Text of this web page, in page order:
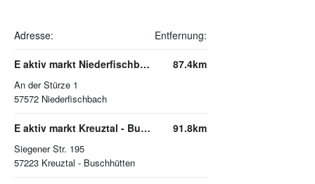
Adresse: Entfernung:
E aktiv markt Niederfischbach
An der Stürze 1
57572 Niederfischbach
87.4km
E aktiv markt Kreuztal - Buschhütten
Siegener Str. 195
57223 Kreuztal - Buschhütten
91.8km